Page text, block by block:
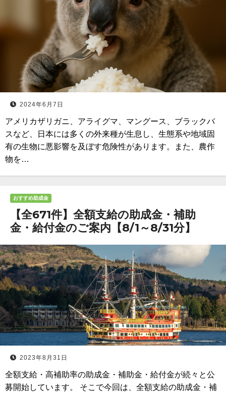
2024年6月7日
アメリカザリガニ、アライグマ、マングース、ブラックバ
スなど、日本には多くの外来種が生息し、生態系や地域固
有の生物に悪影響を及ぼす危険性があります。また、農作
物を…
おすすめ助成金
【全671件】全額支給の助成金・補助
金・給付金のご案内【8/1～8/31分】
2023年8月31日
全額支給・高補助率の助成金・補助金・給付金が続々と公
募開始しています。 そこで今回は、全額支給の助成金・補